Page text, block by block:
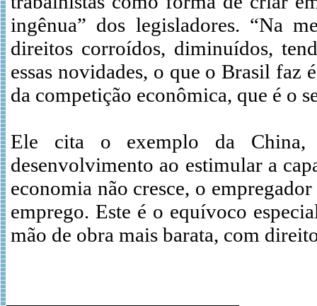
ingênua” dos legisladores. “Na
direitos corroídos, diminuídos,
essas novidades, o que o Brasil faz
da competição econômica, que é o
Ele cita o exemplo da China,
desenvolvimento ao estimular a
economia não cresce, o
emprego. Este é o equívoco
mão de obra mais barata, com